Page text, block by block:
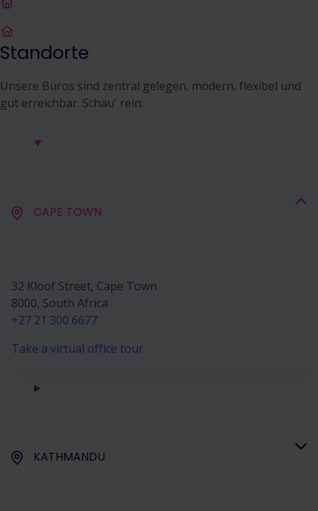
Standorte
Unsere Büros sind zentral gelegen, modern, flexibel und
gut erreichbar. Schau' rein:
CAPE TOWN
32 Kloof Street, Cape Town
8000, South Africa
+27 21 300 6677
Take a virtual office tour
KATHMANDU